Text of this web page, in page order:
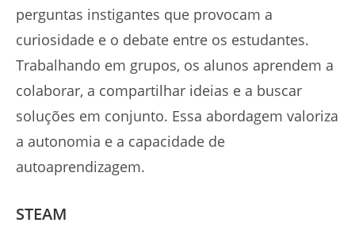
perguntas instigantes que provocam a
curiosidade e o debate entre os estudantes.
Trabalhando em grupos, os alunos aprendem a
colaborar, a compartilhar ideias e a buscar
soluções em conjunto. Essa abordagem valoriza
a autonomia e a capacidade de
autoaprendizagem.
STEAM